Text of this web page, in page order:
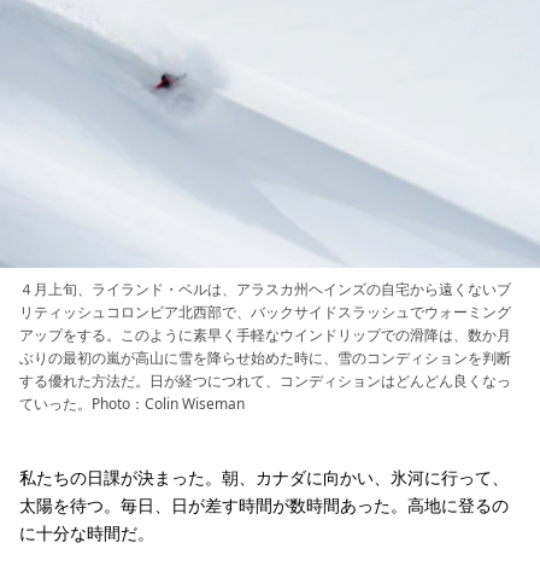
４月上旬、ライランド・ベルは、アラスカ州ヘインズの自宅から遠くないブ
リティッシュコロンビア北西部で、バックサイドスラッシュでウォーミング
アップをする。このように素早く手軽なウインドリップでの滑降は、数か月
ぶりの最初の嵐が高山に雪を降らせ始めた時に、雪のコンディションを判断
する優れた方法だ。日が経つにつれて、コンディションはどんどん良くなっ
ていった。Photo：Colin Wiseman
私たちの日課が決まった。朝、カナダに向かい、氷河に行って、
太陽を待つ。毎日、日が差す時間が数時間あった。高地に登るの
に十分な時間だ。